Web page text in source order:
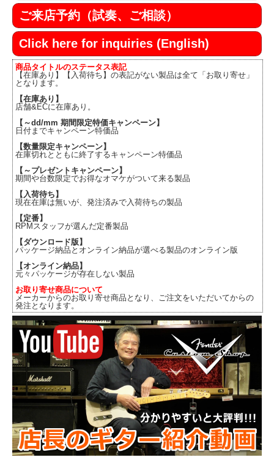
ご来店予約（試奏、ご相談）
Click here for inquiries (English)
商品タイトルのステータス表記
【在庫あり】【入荷待ち】の表記がない製品は全て「お取り寄せ」
となります。
【在庫あり】
店舗&ECに在庫あり。
【～dd/mm 期間限定特価キャンペーン】
日付までキャンペーン特価品
【数量限定キャンペーン】
在庫切れとともに終了するキャンペーン特価品
【～プレゼントキャンペーン】
期間や台数限定でお得なオマケがついて来る製品
【入荷待ち】
現在在庫は無いが、発注済みで入荷待ちの製品
【定番】
RPMスタッフが選んだ定番製品
【ダウンロード版】
パッケージ納品とオンライン納品が選べる製品のオンライン版
【オンライン納品】
元々パッケージが存在しない製品
お取り寄せ商品について
メーカーからのお取り寄せ商品となり、ご注文をいただいてからの
発注となります。